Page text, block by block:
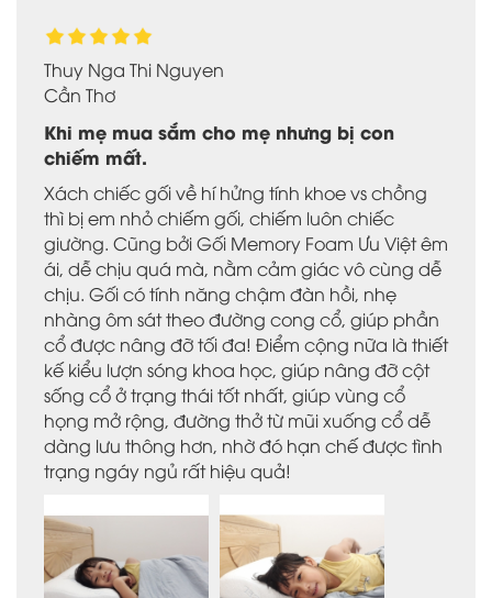
Thuy Nga Thi Nguyen
Cần Thơ
Khi mẹ mua sắm cho mẹ nhưng bị con
chiếm mất.
Xách chiếc gối về hí hửng tính khoe vs chồng
thì bị em nhỏ chiếm gối, chiếm luôn chiếc
giường. Cũng bởi Gối Memory Foam Ưu Việt êm
ái, dễ chịu quá mà, nằm cảm giác vô cùng dễ
chịu. Gối có tính năng chậm đàn hồi, nhẹ
nhàng ôm sát theo đường cong cổ, giúp phần
cổ được nâng đỡ tối đa! Điểm cộng nữa là thiết
kế kiểu lượn sóng khoa học, giúp nâng đỡ cột
sống cổ ở trạng thái tốt nhất, giúp vùng cổ
họng mở rộng, đường thở từ mũi xuống cổ dễ
dàng lưu thông hơn, nhờ đó hạn chế được tình
trạng ngáy ngủ rất hiệu quả!